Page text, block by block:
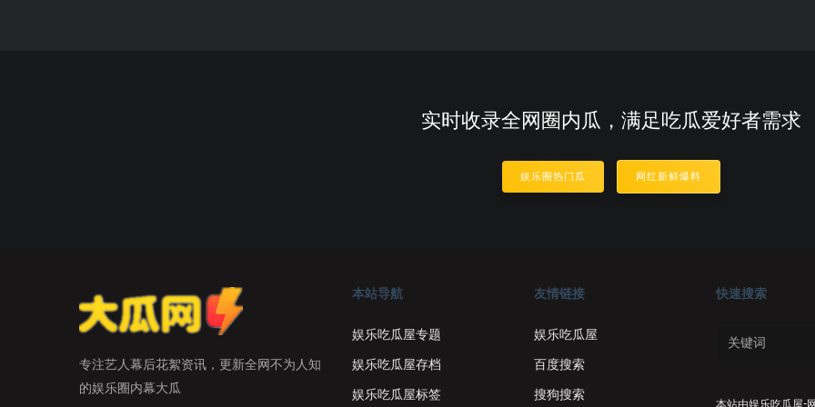
实时收录全网圈内瓜，满足吃瓜爱好者需求
娱乐圈热门瓜 网红新鲜爆料
专注艺人幕后花絮资讯，更新全网不为人知
的娱乐圈内幕大瓜
本站导航
娱乐吃瓜屋专题
娱乐吃瓜屋存档
娱乐吃瓜屋标签
友情链接
娱乐吃瓜屋
百度搜索
搜狗搜索
快速搜索
本站由娱乐吃瓜屋-